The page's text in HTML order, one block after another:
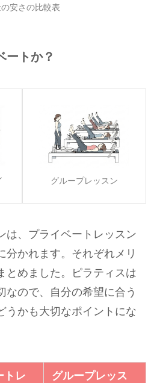
安さの比較表
ートか？
グループレッスン
は、プライベートレッスン
分かれます。それぞれメリ
とめました。ピラティスは
なので、自分の希望に合う
うかも大切なポイントにな
トレ
グループレッス